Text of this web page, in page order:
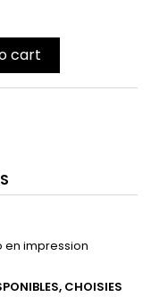
cart
en impression
CHOISIES